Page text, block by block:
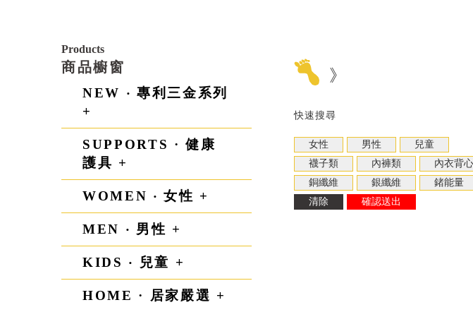
Products
商品櫥窗
NEW ‧ 專利三金系列
+
SUPPORTS · 健康
護具 +
WOMEN ‧ 女性 +
MEN ‧ 男性 +
KIDS ‧ 兒童 +
HOME · 居家嚴選 +
》
快速搜尋